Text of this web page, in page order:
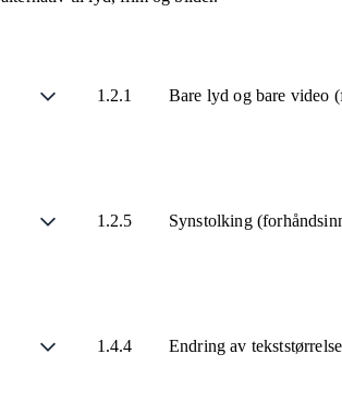
1.2.1 Bare lyd og bare video
1.2.5 Synstolking
1.4.4 Endring av